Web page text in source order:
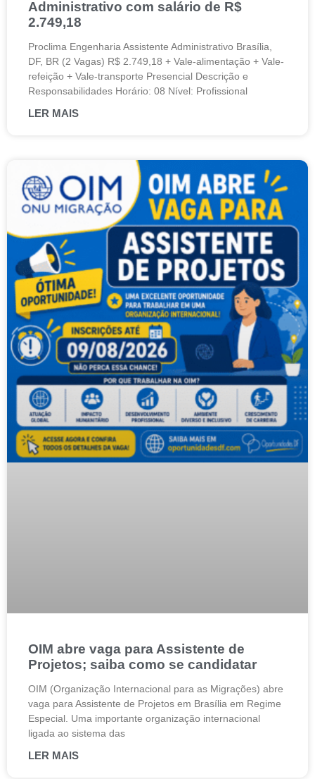
Administrativo com salário de R$
2.749,18
Proclima Engenharia Assistente Administrativo Brasília,
DF, BR (2 Vagas) R$ 2.749,18 + Vale-alimentação + Vale-
refeição + Vale-transporte Presencial Descrição e
Responsabilidades Horário: 08 Nível: Profissional
LER MAIS
OIM abre vaga para Assistente de
Projetos; saiba como se candidatar
OIM (Organização Internacional para as Migrações) abre
vaga para Assistente de Projetos em Brasília em Regime
Especial. Uma importante organização internacional
ligada ao sistema das
LER MAIS